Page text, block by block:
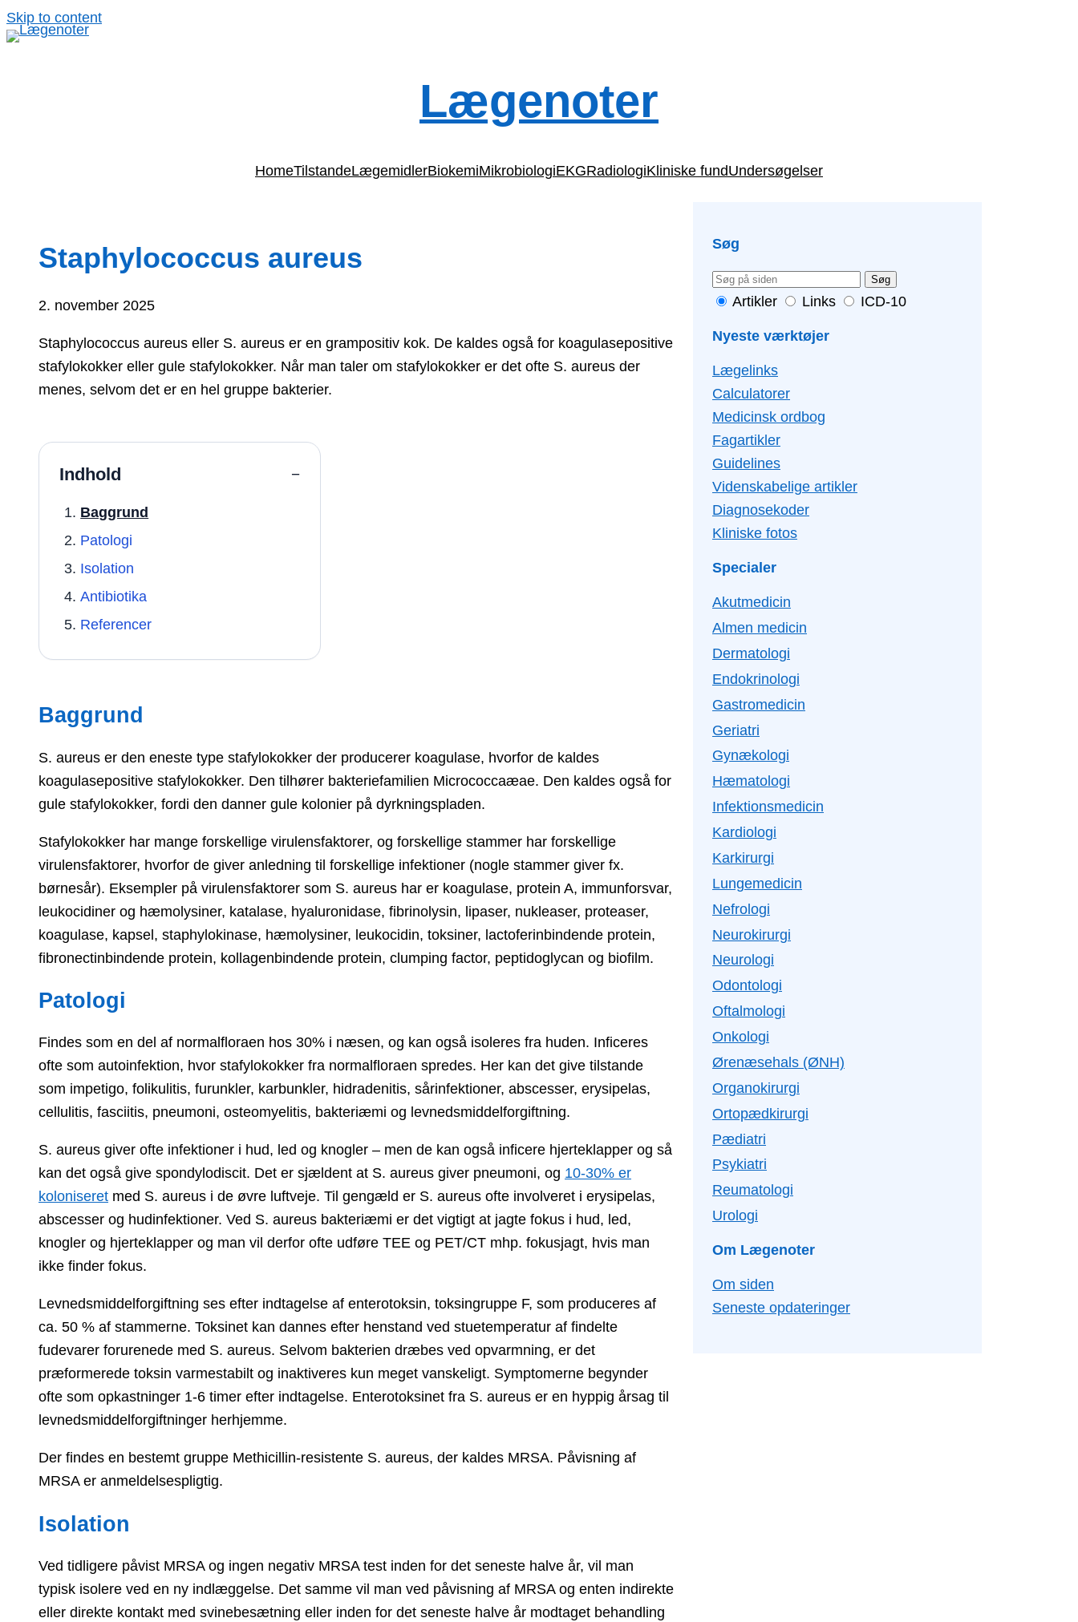
Skip to contentSpring
Lægenoter
HomeTilstandeLægemidlerBiokemiMikrobiologiEKGRadiologiKliniske fundUndersøgelser
Staphylococcus aureus
2. november 2025
Staphylococcus aureus eller S. aureus er en grampositiv kok. De kaldes også for koagulasepositive
stafylokokker eller gule stafylokokker. Når man taler om stafylokokker er det ofte S. aureus der
menes, selvom det er en hel gruppe bakterier.
Indhold −
Baggrund
Patologi
Isolation
Antibiotika
Referencer
Baggrund
S. aureus er den eneste type stafylokokker der producerer koagulase, hvorfor de kaldes
koagulasepositive stafylokokker. Den tilhører bakteriefamilien Micrococcaæae. Den kaldes også for
gule stafylokokker, fordi den danner gule kolonier på dyrkningspladen.
Stafylokokker har mange forskellige virulensfaktorer, og forskellige stammer har forskellige
virulensfaktorer, hvorfor de giver anledning til forskellige infektioner (nogle stammer giver fx.
børnesår). Eksempler på virulensfaktorer som S. aureus har er koagulase, protein A, immunforsvar,
leukocidiner og hæmolysiner, katalase, hyaluronidase, fibrinolysin, lipaser, nukleaser, proteaser,
koagulase, kapsel, staphylokinase, hæmolysiner, leukocidin, toksiner, lactoferinbindende protein,
fibronectinbindende protein, kollagenbindende protein, clumping factor, peptidoglycan og biofilm.
Patologi
Findes som en del af normalfloraen hos 30% i næsen, og kan også isoleres fra huden. Inficeres
ofte som autoinfektion, hvor stafylokokker fra normalfloraen spredes. Her kan det give tilstande
som impetigo, folikulitis, furunkler, karbunkler, hidradenitis, sårinfektioner, abscesser, erysipelas,
cellulitis, fasciitis, pneumoni, osteomyelitis, bakteriæmi og levnedsmiddelforgiftning.
S. aureus giver ofte infektioner i hud, led og knogler – men de kan også inficere hjerteklapper og så
kan det også give spondylodiscit. Det er sjældent at S. aureus giver pneumoni, og 10-30% er
koloniseret med S. aureus i de øvre luftveje. Til gengæld er S. aureus ofte involveret i erysipelas,
abscesser og hudinfektioner. Ved S. aureus bakteriæmi er det vigtigt at jagte fokus i hud, led,
knogler og hjerteklapper og man vil derfor ofte udføre TEE og PET/CT mhp. fokusjagt, hvis man
ikke finder fokus.
Levnedsmiddelforgiftning ses efter indtagelse af enterotoksin, toksingruppe F, som produceres af
ca. 50 % af stammerne. Toksinet kan dannes efter henstand ved stuetemperatur af findelte
fudevarer forurenede med S. aureus. Selvom bakterien dræbes ved opvarmning, er det
præformerede toksin varmestabilt og inaktiveres kun meget vanskeligt. Symptomerne begynder
ofte som opkastninger 1-6 timer efter indtagelse. Enterotoksinet fra S. aureus er en hyppig årsag til
levnedsmiddelforgiftninger herhjemme.
Der findes en bestemt gruppe Methicillin-resistente S. aureus, der kaldes MRSA. Påvisning af
MRSA er anmeldelsespligtig.
Isolation
Ved tidligere påvist MRSA og ingen negativ MRSA test inden for det seneste halve år, vil man
typisk isolere ved en ny indlæggelse. Det samme vil man ved påvisning af MRSA og enten indirekte
eller direkte kontakt med svinebesætning eller inden for det seneste halve år modtaget behandling
Søg
Søg
Artikler Links ICD-10
Nyeste værktøjer
Lægelinks
Calculatorer
Medicinsk ordbog
Fagartikler
Guidelines
Videnskabelige artikler
Diagnosekoder
Kliniske fotos
Specialer
Akutmedicin
Almen medicin
Dermatologi
Endokrinologi
Gastromedicin
Geriatri
Gynækologi
Hæmatologi
Infektionsmedicin
Kardiologi
Karkirurgi
Lungemedicin
Nefrologi
Neurokirurgi
Neurologi
Odontologi
Oftalmologi
Onkologi
Ørenæsehals (ØNH)
Organokirurgi
Ortopædkirurgi
Pædiatri
Psykiatri
Reumatologi
Urologi
Om Lægenoter
Om siden
Seneste opdateringer